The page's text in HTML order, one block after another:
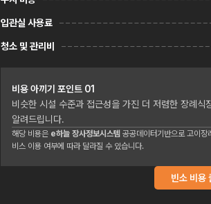
입관실 사용료
청소 및 관리비
비용 아끼기 포인트 01
비슷한 시설 수준과 접근성을 가진 더 저렴한 장례
알려드립니다.
해당 비용은 e하늘 장사정보시스템 공공데이터기반으로 고이장
비스 이용 여부에 따라 달라질 수 있습니다.
빈소 비용